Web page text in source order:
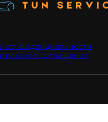
конфиденциальности
соглашение